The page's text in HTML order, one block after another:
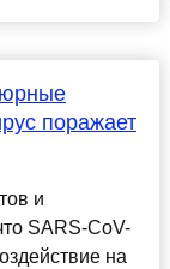
поражает
и
SARS-CoV-
на